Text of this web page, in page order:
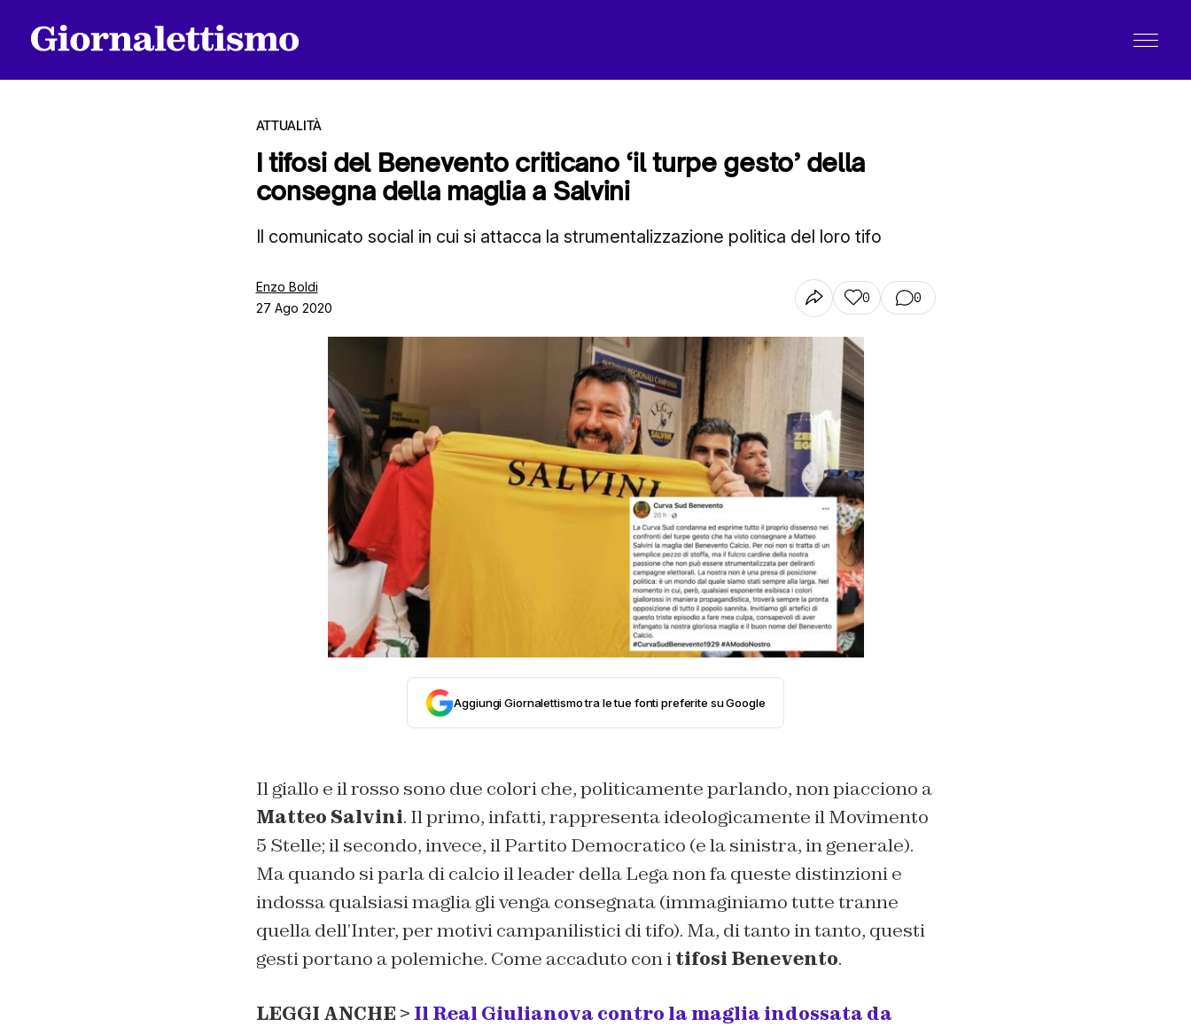
ATTUALITÀ
I tifosi del Benevento criticano ‘il turpe gesto’ della
consegna della maglia a Salvini
Il comunicato social in cui si attacca la strumentalizzazione politica del loro tifo
Enzo Boldi
27 Ago 2020
0 0
Aggiungi Giornalettismo tra le tue fonti preferite su Google
Il giallo e il rosso sono due colori che, politicamente parlando, non piacciono a
Matteo Salvini. Il primo, infatti, rappresenta ideologicamente il Movimento
5 Stelle; il secondo, invece, il Partito Democratico (e la sinistra, in generale).
Ma quando si parla di calcio il leader della Lega non fa queste distinzioni e
indossa qualsiasi maglia gli venga consegnata (immaginiamo tutte tranne
quella dell’Inter, per motivi campanilistici di tifo). Ma, di tanto in tanto, questi
gesti portano a polemiche. Come accaduto con itifosi Benevento.
LEGGI ANCHE > Il Real Giulianova contro la maglia indossata da